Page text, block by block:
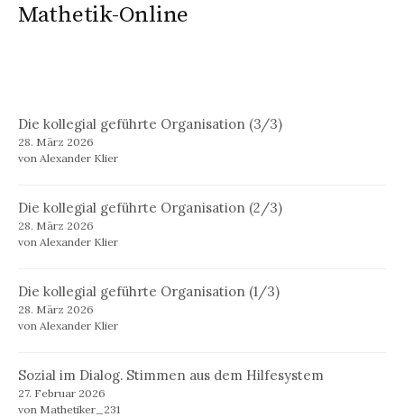
Mathetik-Online
Die kollegial geführte Organisation (3/3)
28. März 2026
von Alexander Klier
Die kollegial geführte Organisation (2/3)
28. März 2026
von Alexander Klier
Die kollegial geführte Organisation (1/3)
28. März 2026
von Alexander Klier
Sozial im Dialog. Stimmen aus dem Hilfesystem
27. Februar 2026
von Mathetiker_231